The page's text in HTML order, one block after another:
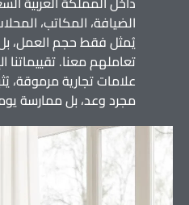
الضيافة، المكاتب،
يُمثل فقط حجم العمل،
تعاملهم معنا. تقييماتنا
علامات تجارية مرموقة،
مجرد وعد، بل ممارسة